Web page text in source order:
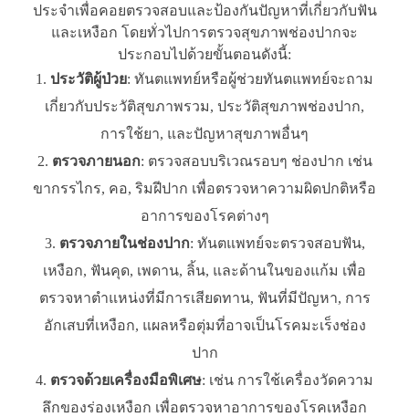
ประจำเพื่อคอยตรวจสอบและป้องกันปัญหาที่เกี่ยวกับฟัน
และเหงือก โดยทั่วไปการตรวจสุขภาพช่องปากจะ
ประกอบไปด้วยขั้นตอนดังนี้:
ประวัติผู้ป่วย: ทันตแพทย์หรือผู้ช่วยทันตแพทย์จะถาม
เกี่ยวกับประวัติสุขภาพรวม, ประวัติสุขภาพช่องปาก,
การใช้ยา, และปัญหาสุขภาพอื่นๆ
ตรวจภายนอก: ตรวจสอบบริเวณรอบๆ ช่องปาก เช่น
ขากรรไกร, คอ, ริมฝีปาก เพื่อตรวจหาความผิดปกติหรือ
อาการของโรคต่างๆ
ตรวจภายในช่องปาก: ทันตแพทย์จะตรวจสอบฟัน,
เหงือก, ฟันคุด, เพดาน, ลิ้น, และด้านในของแก้ม เพื่อ
ตรวจหาตำแหน่งที่มีการเสียดทาน, ฟันที่มีปัญหา, การ
อักเสบที่เหงือก, แผลหรือตุ่มที่อาจเป็นโรคมะเร็งช่อง
ปาก
ตรวจด้วยเครื่องมือพิเศษ: เช่น การใช้เครื่องวัดความ
ลึกของร่องเหงือก เพื่อตรวจหาอาการของโรคเหงือก